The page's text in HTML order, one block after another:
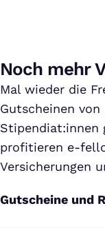
Noch mehr
Mal wieder die
Gutscheinen
Stipendiat:innen
profitieren e-
Versicherungen
Gutscheine und